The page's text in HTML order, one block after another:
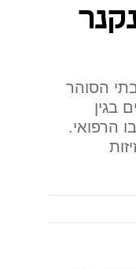
הסוהר
בגין
הרפואי.